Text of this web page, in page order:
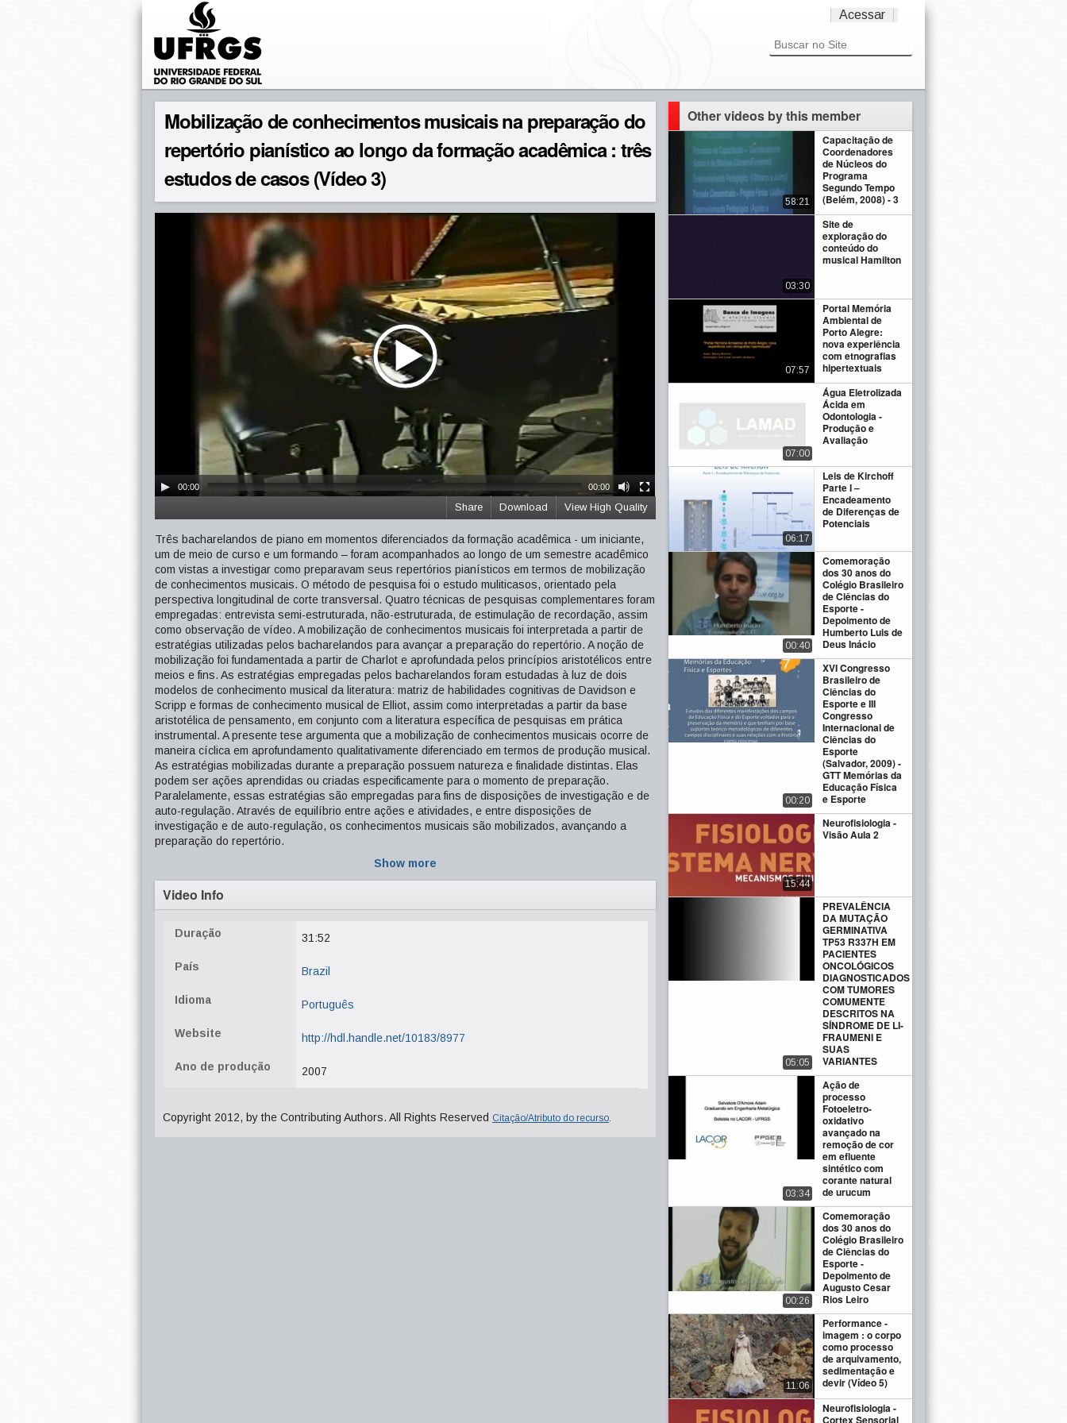
Acessar
Mobilização de conhecimentos musicais na preparação do
repertório pianístico ao longo da formação acadêmica : três
estudos de casos (Vídeo 3)
00:00 00:00
View High Quality
Download
Share
Três bacharelandos de piano em momentos diferenciados da formação acadêmica - um iniciante,
um de meio de curso e um formando – foram acompanhados ao longo de um semestre acadêmico
com vistas a investigar como preparavam seus repertórios pianísticos em termos de mobilização
de conhecimentos musicais. O método de pesquisa foi o estudo muliticasos, orientado pela
perspectiva longitudinal de corte transversal. Quatro técnicas de pesquisas complementares foram
empregadas: entrevista semi-estruturada, não-estruturada, de estimulação de recordação, assim
como observação de vídeo. A mobilização de conhecimentos musicais foi interpretada a partir de
estratégias utilizadas pelos bacharelandos para avançar a preparação do repertório. A noção de
mobilização foi fundamentada a partir de Charlot e aprofundada pelos princípios aristotélicos entre
meios e fins. As estratégias empregadas pelos bacharelandos foram estudadas à luz de dois
modelos de conhecimento musical da literatura: matriz de habilidades cognitivas de Davidson e
Scripp e formas de conhecimento musical de Elliot, assim como interpretadas a partir da base
aristotélica de pensamento, em conjunto com a literatura específica de pesquisas em prática
instrumental. A presente tese argumenta que a mobilização de conhecimentos musicais ocorre de
maneira cíclica em aprofundamento qualitativamente diferenciado em termos de produção musical.
As estratégias mobilizadas durante a preparação possuem natureza e finalidade distintas. Elas
podem ser ações aprendidas ou criadas especificamente para o momento de preparação.
Paralelamente, essas estratégias são empregadas para fins de disposições de investigação e de
auto-regulação. Através de equilíbrio entre ações e atividades, e entre disposições de
investigação e de auto-regulação, os conhecimentos musicais são mobilizados, avançando a
preparação do repertório.
Show more
Video Info
Duração 31:52
País Brazil
Idioma Português
Website http://hdl.handle.net/10183/8977
Ano de produção 2007
Copyright 2012, by the Contributing Authors. All Rights Reserved Citação/Atributo do recurso.
Other videos by this member
Capacitação de
Coordenadores
de Núcleos do
Programa
Segundo Tempo
(Belém, 2008) - 3
58:21
Site de
exploração do
conteúdo do
musical Hamilton
03:30
Portal Memória
Ambiental de
Porto Alegre:
nova experiência
com etnografias
hipertextuais
07:57
Água Eletrolizada
Ácida em
Odontologia -
Produção e
Avaliação
07:00
Leis de Kirchoff
Parte I –
Encadeamento
de Diferenças de
Potenciais
06:17
Comemoração
dos 30 anos do
Colégio Brasileiro
de Ciências do
Esporte -
Depoimento de
Humberto Luis de
Deus Inácio
00:40
XVI Congresso
Brasileiro de
Ciências do
Esporte e III
Congresso
Internacional de
Ciências do
Esporte
(Salvador, 2009) -
GTT Memórias da
Educação Física
e Esporte
00:20
Neurofisiologia -
Visão Aula 2
15:44
PREVALÊNCIA
DA MUTAÇÃO
GERMINATIVA
TP53 R337H EM
PACIENTES
ONCOLÓGICOS
DIAGNOSTICADOS
COM TUMORES
COMUMENTE
DESCRITOS NA
SÍNDROME DE LI-
FRAUMENI E
SUAS
VARIANTES
05:05
Ação de
processo
Fotoeletro-
oxidativo
avançado na
remoção de cor
em efluente
sintético com
corante natural
de urucum
03:34
Comemoração
dos 30 anos do
Colégio Brasileiro
de Ciências do
Esporte -
Depoimento de
Augusto Cesar
Rios Leiro
00:26
Performance -
imagem : o corpo
como processo
de arquivamento,
sedimentação e
devir (Vídeo 5)
11:06
Neurofisiologia -
Cortex Sensorial